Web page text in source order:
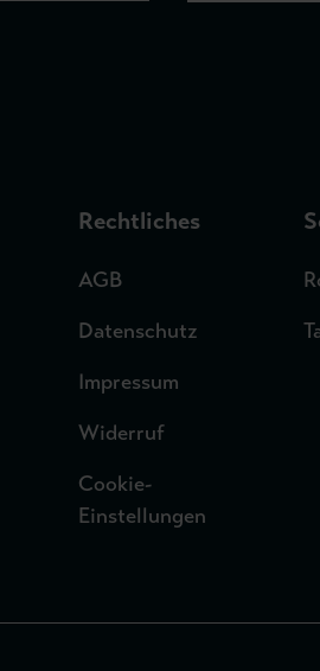
Rechtliches
AGB
Datenschutz
Impressum
Widerruf
Cookie-
Einstellungen